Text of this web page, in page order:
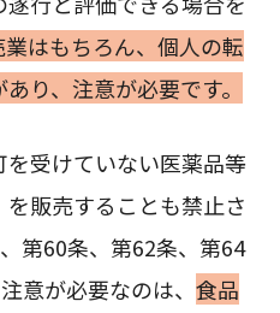
はもちろん、個人の転
り、注意が必要です。
受けていない医薬品等
を販売することも禁止さ
第60条、第62条、第64
意が必要なのは、 食品